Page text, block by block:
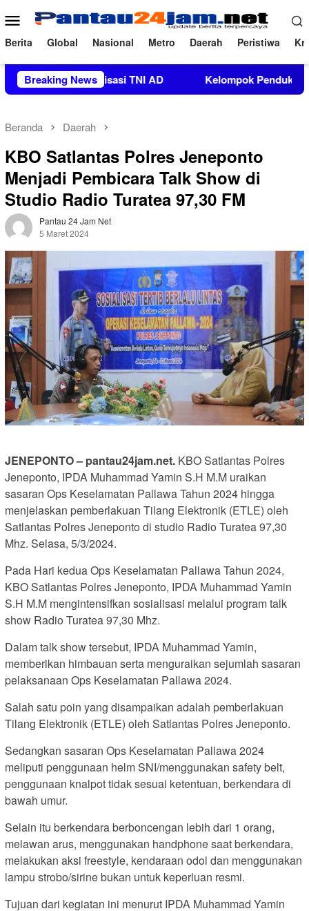
ke
konten
Menu
Mobile
Berita Global Nasional Metro Daerah Peristiwa
Breaking News
Organisasi TNI AD Kelompok Pendukung Moha
Beranda Daerah
KBO Satlantas Polres Jeneponto
Menjadi Pembicara Talk Show di
Studio Radio Turatea 97,30 FM
Pantau 24 Jam Net
5 Maret 2024
JENEPONTO – pantau24jam.net. KBO Satlantas Polres
Jeneponto, IPDA Muhammad Yamin S.H M.M uraikan
sasaran Ops Keselamatan Pallawa Tahun 2024 hingga
menjelaskan pemberlakuan Tilang Elektronik (ETLE) oleh
Satlantas Polres Jeneponto di studio Radio Turatea 97,30
Mhz. Selasa, 5/3/2024.
Pada Hari kedua Ops Keselamatan Pallawa Tahun 2024,
KBO Satlantas Polres Jeneponto, IPDA Muhammad Yamin
S.H M.M mengintensifkan sosialisasi melalui program talk
show Radio Turatea 97,30 Mhz.
Dalam talk show tersebut, IPDA Muhammad Yamin,
memberikan himbauan serta menguraikan sejumlah sasaran
pelaksanaan Ops Keselamatan Pallawa 2024.
Salah satu poin yang disampaikan adalah pemberlakuan
Tilang Elektronik (ETLE) oleh Satlantas Polres Jeneponto.
Sedangkan sasaran Ops Keselamatan Pallawa 2024
meliputi penggunaan helm SNI/menggunakan safety belt,
penggunaan knalpot tidak sesuai ketentuan, berkendara di
bawah umur.
Selain itu berkendara berboncengan lebih dari 1 orang,
melawan arus, menggunakan handphone saat berkendara,
melakukan aksi freestyle, kendaraan odol dan menggunakan
lampu strobo/sirine bukan untuk keperluan resmi.
Tujuan dari kegiatan ini menurut IPDA Muhammad Yamin